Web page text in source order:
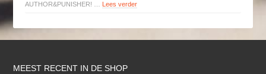
AUTHOR&PUNISHER! … Lees verder
MEEST RECENT IN DE SHOP